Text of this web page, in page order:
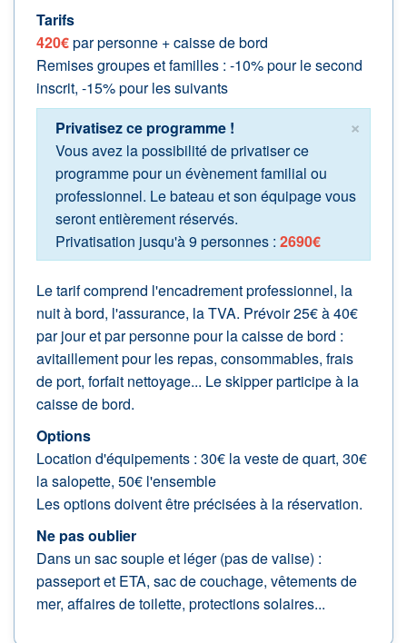
Tarifs
420€par personne + caisse de bord
Remises groupes et familles : -10% pour le second
inscrit, -15% pour les suivants
×
Privatisez ce programme !
Vous avez la possibilité de privatiser ce
programme pour un évènement familial ou
professionnel. Le bateau et son équipage vous
seront entièrement réservés.
Privatisation jusqu'à 9 personnes : 2690€
Le tarif comprend l'encadrement professionnel, la
nuit à bord, l'assurance, la TVA. Prévoir 25€ à 40€
par jour et par personne pour la caisse de bord :
avitaillement pour les repas, consommables, frais
de port, forfait nettoyage... Le skipper participe à la
caisse de bord.
Options
Location d'équipements : 30€ la veste de quart, 30€
la salopette, 50€ l'ensemble
Les options doivent être précisées à la réservation.
Ne pas oublier
Dans un sac souple et léger (pas de valise) :
passeport et ETA, sac de couchage, vêtements de
mer, affaires de toilette, protections solaires...